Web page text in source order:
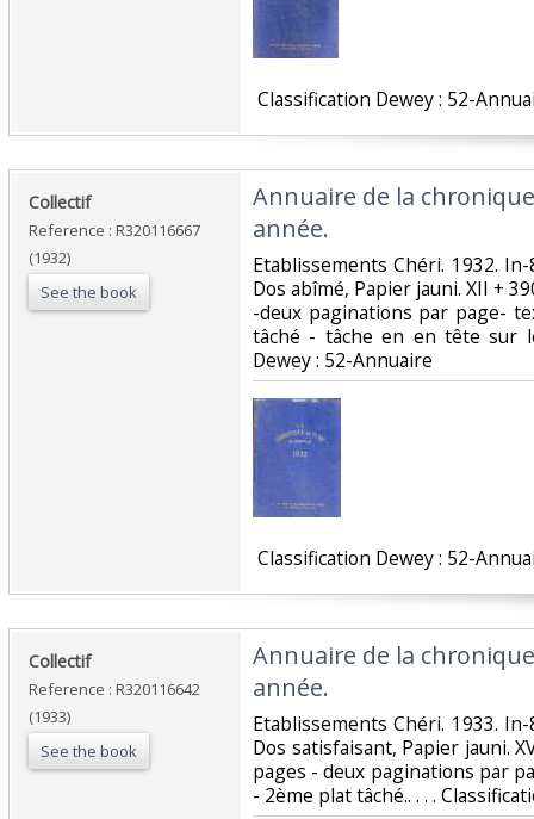
Classification Dewey : 52-
‎Collectif‎
Reference : R320116667
(1932)
See the book
‎Annuaire de la
année.‎
‎Etablissements Chéri. 1932.
Dos abîmé, Papier jauni. XII +
-deux paginations par page-
tâché - tâche en en tête sur
Dewey : 52-Annuaire‎
Classification Dewey : 52-
‎Collectif‎
Reference : R320116642
(1933)
See the book
‎Annuaire de la
année.‎
‎Etablissements Chéri. 1933.
Dos satisfaisant, Papier jauni.
pages - deux paginations par
- 2ème plat tâché.. . . .